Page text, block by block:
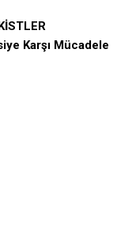
Karşı Mücadele